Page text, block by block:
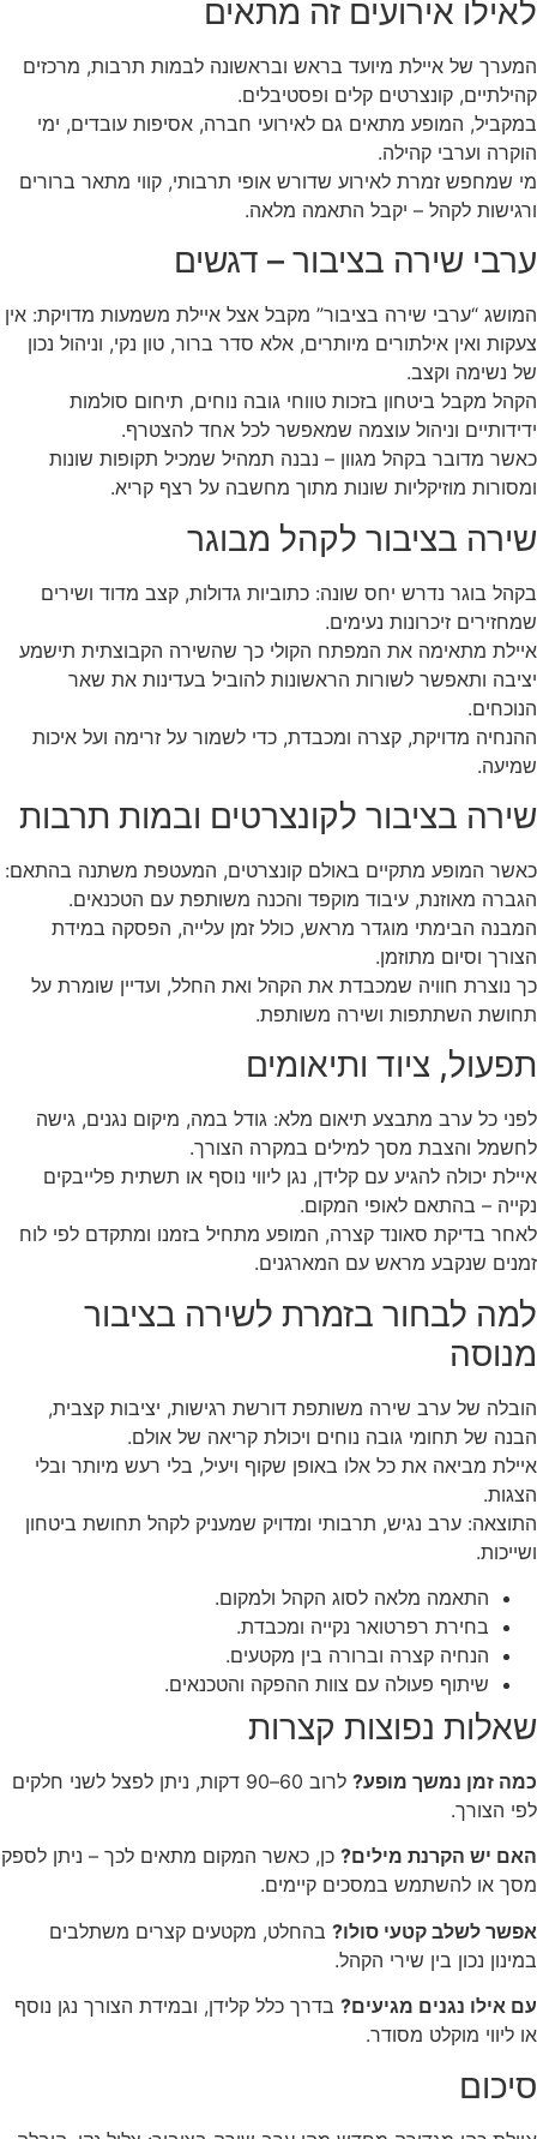
לאילו אירועים זה מתאים
המערך של איילת מיועד בראש ובראשונה לבמות תרבות, מרכזים
קהילתיים, קונצרטים קלים ופסטיבלים.
במקביל, המופע מתאים גם לאירועי חברה, אסיפות עובדים, ימי
הוקרה וערבי קהילה.
מי שמחפש זמרת לאירוע שדורש אופי תרבותי, קווי מתאר ברורים
ורגישות לקהל – יקבל התאמה מלאה.
ערבי שירה בציבור – דגשים
המושג “ערבי שירה בציבור” מקבל אצל איילת משמעות מדויקת: אין
צעקות ואין אילתורים מיותרים, אלא סדר ברור, טון נקי, וניהול נכון
של נשימה וקצב.
הקהל מקבל ביטחון בזכות טווחי גובה נוחים, תיחום סולמות
ידידותיים וניהול עוצמה שמאפשר לכל אחד להצטרף.
כאשר מדובר בקהל מגוון – נבנה תמהיל שמכיל תקופות שונות
ומסורות מוזיקליות שונות מתוך מחשבה על רצף קריא.
שירה בציבור לקהל מבוגר
בקהל בוגר נדרש יחס שונה: כתוביות גדולות, קצב מדוד ושירים
שמחזירים זיכרונות נעימים.
איילת מתאימה את המפתח הקולי כך שהשירה הקבוצתית תישמע
יציבה ותאפשר לשורות הראשונות להוביל בעדינות את שאר
הנוכחים.
ההנחיה מדויקת, קצרה ומכבדת, כדי לשמור על זרימה ועל איכות
שמיעה.
שירה בציבור לקונצרטים ובמות תרבות
כאשר המופע מתקיים באולם קונצרטים, המעטפת משתנה בהתאם:
הגברה מאוזנת, עיבוד מוקפד והכנה משותפת עם הטכנאים.
המבנה הבימתי מוגדר מראש, כולל זמן עלייה, הפסקה במידת
הצורך וסיום מתוזמן.
כך נוצרת חוויה שמכבדת את הקהל ואת החלל, ועדיין שומרת על
תחושת השתתפות ושירה משותפת.
תפעול, ציוד ותיאומים
לפני כל ערב מתבצע תיאום מלא: גודל במה, מיקום נגנים, גישה
לחשמל והצבת מסך למילים במקרה הצורך.
איילת יכולה להגיע עם קלידן, נגן ליווי נוסף או תשתית פלייבקים
נקייה – בהתאם לאופי המקום.
לאחר בדיקת סאונד קצרה, המופע מתחיל בזמנו ומתקדם לפי לוח
זמנים שנקבע מראש עם המארגנים.
למה לבחור בזמרת לשירה בציבור
מנוסה
הובלה של ערב שירה משותפת דורשת רגישות, יציבות קצבית,
הבנה של תחומי גובה נוחים ויכולת קריאה של אולם.
איילת מביאה את כל אלו באופן שקוף ויעיל, בלי רעש מיותר ובלי
הצגות.
התוצאה: ערב נגיש, תרבותי ומדויק שמעניק לקהל תחושת ביטחון
ושייכות.
התאמה מלאה לסוג הקהל ולמקום.
בחירת רפרטואר נקייה ומכבדת.
הנחיה קצרה וברורה בין מקטעים.
שיתוף פעולה עם צוות ההפקה והטכנאים.
שאלות נפוצות קצרות
כמה זמן נמשך מופע?
לרוב 60–90 דקות, ניתן לפצל לשני חלקים
לפי הצורך.
האם יש הקרנת מילים? כן, כאשר המקום מתאים לכך – ניתן לספק
מסך או להשתמש במסכים קיימים.
אפשר לשלב קטעי סולו? בהחלט, מקטעים קצרים משתלבים
במינון נכון בין שירי הקהל.
עם אילו נגנים מגיעים? בדרך כלל קלידן, ובמידת הצורך נגן נוסף
או ליווי מוקלט מסודר.
סיכום